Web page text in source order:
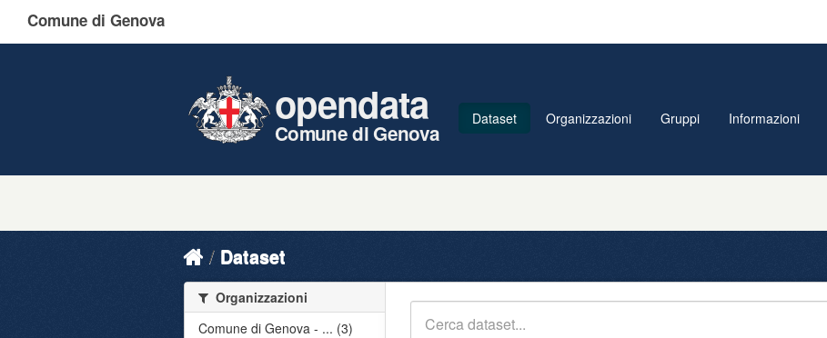
Comune di Genova
opendata
Comune di Genova
Dataset Organizzazioni Gruppi Informazioni
Dataset
Organizzazioni
Comune di Genova - ... (3)